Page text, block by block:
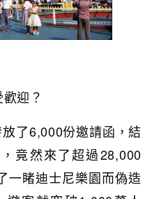
迎？
了6,000份邀請函，結
竟然來了超過28,000
一睹迪士尼樂園而偽造